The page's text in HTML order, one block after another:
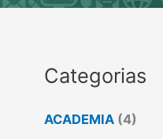
Categorias
ACADEMIA (4)